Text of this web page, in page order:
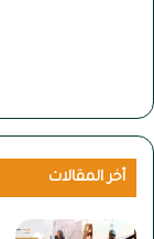
أخر المقالات